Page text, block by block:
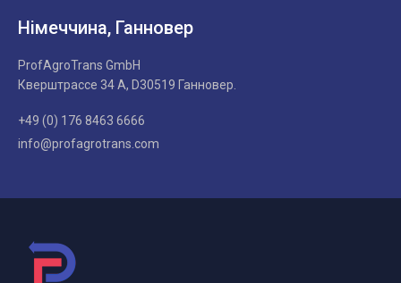
Німеччина, Ганновер
ProfAgroTrans GmbH
Кверштрассе 34 А, D30519 Ганновер.
+49 (0) 176 8463 6666
info@profagrotrans.com